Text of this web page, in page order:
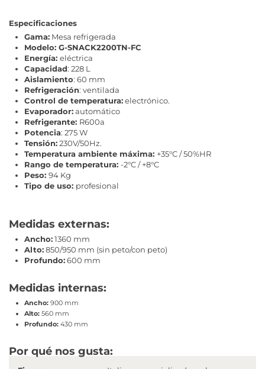
Especificaciones
Gama: Mesa refrigerada
Modelo: G-SNACK2200TN-FC
Energía: eléctrica
Capacidad: 228 L
Aislamiento: 60 mm
Refrigeración: ventilada
Control de temperatura:electrónico.
Evaporador:automático
Refrigerante: R600a
Potencia: 275 W
Tensión:230V/50Hz.
Temperatura ambiente máxima: +35°C / 50%HR
Rango de temperatura: -2°C / +8°C
Peso: 94 Kg
Tipo de uso: profesional
Medidas externas:
Ancho:1360 mm
Alto:850/950 mm (sin peto/con peto)
Profundo:600 mm
Medidas internas:
Ancho: 900 mm
Alto: 560 mm
Profundo: 430 mm
Por qué nos gusta: